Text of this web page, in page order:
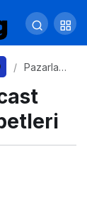
Pazarlam
Podcast
Serisi:
Pazarlam
a
Dijitalleşme